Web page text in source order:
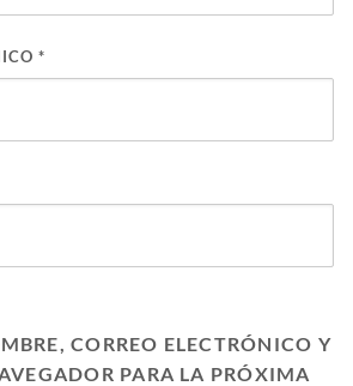
*
CORREO ELECTRÓNICO Y
PARA LA PRÓXIMA